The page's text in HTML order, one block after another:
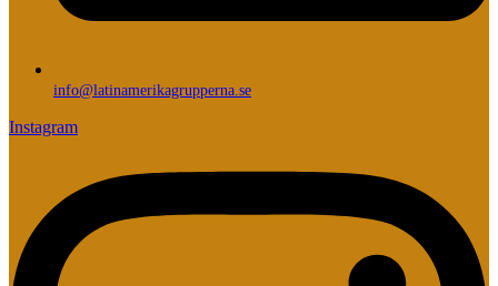
info@latinamerikagrupperna.se
Instagram